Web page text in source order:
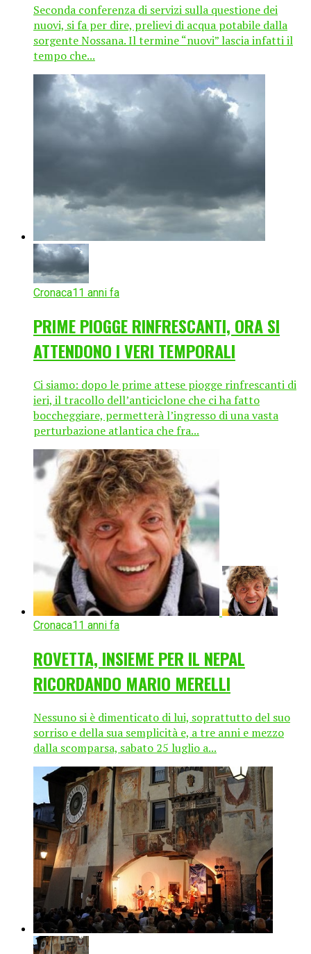
Seconda conferenza di servizi sulla questione dei
nuovi, si fa per dire, prelievi di acqua potabile dalla
sorgente Nossana. Il termine “nuovi” lascia infatti il
tempo che...
Cronaca11 anni fa
PRIME PIOGGE RINFRESCANTI, ORA SI
ATTENDONO I VERI TEMPORALI
Ci siamo: dopo le prime attese piogge rinfrescanti di
ieri, il tracollo dell’anticiclone che ci ha fatto
boccheggiare, permetterà l’ingresso di una vasta
perturbazione atlantica che fra...
Cronaca11 anni fa
ROVETTA, INSIEME PER IL NEPAL
RICORDANDO MARIO MERELLI
Nessuno si è dimenticato di lui, soprattutto del suo
sorriso e della sua semplicità e, a tre anni e mezzo
dalla scomparsa, sabato 25 luglio a...